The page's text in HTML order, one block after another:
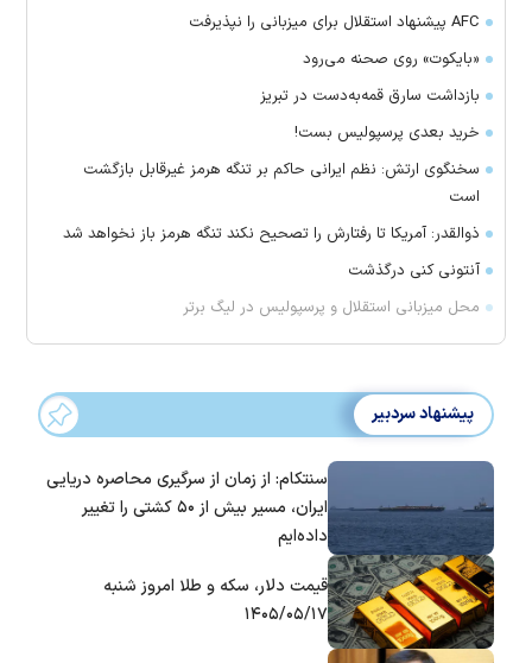
AFC پیشنهاد استقلال برای میزبانی را نپذیرفت
«بایکوت» روی صحنه می‌رود
بازداشت سارق قمه‌به‌دست در تبریز
خرید بعدی پرسپولیس بست!
سخنگوی ارتش: نظم ایرانی حاکم بر تنگه هرمز غیرقابل بازگشت
است
ذوالقدر: آمریکا تا رفتارش را تصحیح نکند تنگه هرمز باز نخواهد شد
آنتونی کنی درگذشت
محل میزبانی استقلال و پرسپولیس در لیگ برتر
پیشنهاد سردبیر
سنتکام: از زمان از سرگیری محاصره دریایی
ایران، مسیر بیش از ۵۰ کشتی را تغییر
داده‌ایم
قیمت دلار، سکه و طلا امروز شنبه
۱۴۰۵/۰۵/۱۷